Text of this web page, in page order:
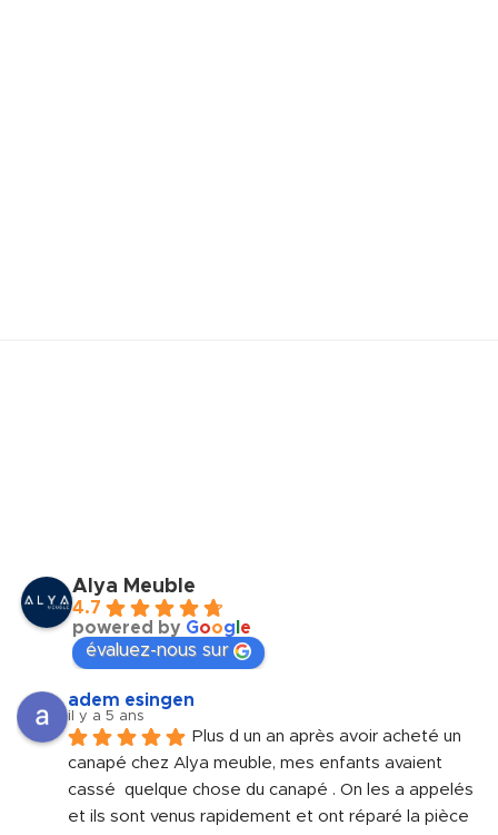
Alya Meuble
4.7
powered by Goog e
évaluez-nous sur
adem esingen
il y a 5 ans
Plus d un an après avoir acheté un
canapé chez Alya meuble, mes enfants avaient
cassé  quelque chose du canapé . On les a appelés
et ils sont venus rapidement et ont réparé la pièce